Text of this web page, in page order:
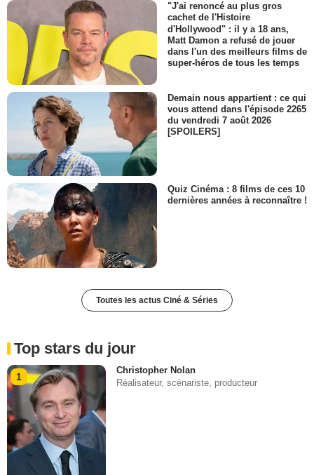
"J'ai renoncé au plus gros
cachet de l'Histoire
d'Hollywood" : il y a 18 ans,
Matt Damon a refusé de jouer
dans l'un des meilleurs films de
super-héros de tous les temps
Demain nous appartient : ce qui
vous attend dans l'épisode 2265
du vendredi 7 août 2026
[SPOILERS]
Quiz Cinéma : 8 films de ces 10
dernières années à reconnaître !
Toutes les actus Ciné & Séries
Top stars du jour
1
Christopher Nolan
Réalisateur, scénariste, producteur